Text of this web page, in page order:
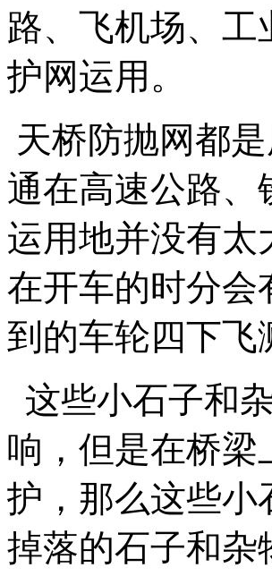
路、飞机场、
护网运用。
天桥防抛网都
通在高速公路、
运用地并没有太
在开车的时分会
到的车轮四下飞
这些小石子和
响，但是在桥梁
护，那么这些小
掉落的石子和杂